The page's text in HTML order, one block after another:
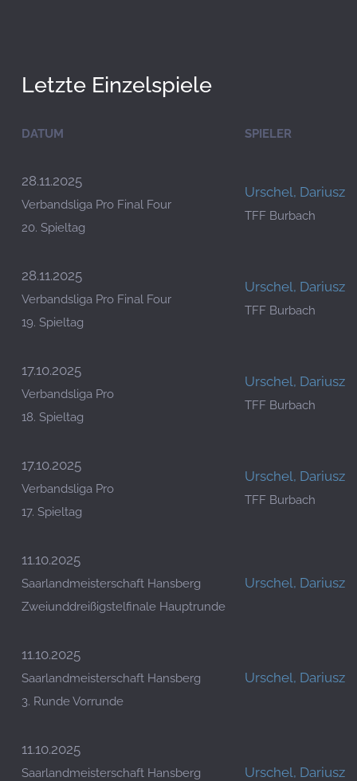
Letzte Einzelspiele
DATUM SPIELER
28.11.2025
Verbandsliga Pro Final Four
20. Spieltag
Urschel, Dariusz
TFF Burbach
28.11.2025
Verbandsliga Pro Final Four
19. Spieltag
Urschel, Dariusz
TFF Burbach
17.10.2025
Verbandsliga Pro
18. Spieltag
Urschel, Dariusz
TFF Burbach
17.10.2025
Verbandsliga Pro
17. Spieltag
Urschel, Dariusz
TFF Burbach
11.10.2025
Saarlandmeisterschaft Hansberg
Zweiunddreißigstelfinale Hauptrunde
Urschel, Dariusz
11.10.2025
Saarlandmeisterschaft Hansberg
3. Runde Vorrunde
Urschel, Dariusz
11.10.2025
Saarlandmeisterschaft Hansberg
Urschel, Dariusz